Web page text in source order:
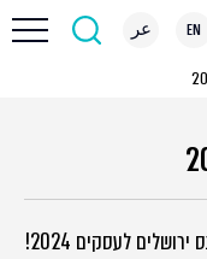
EN عر
לעסקים 2024!